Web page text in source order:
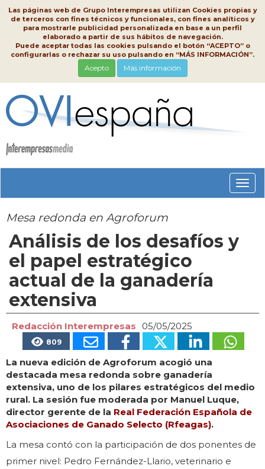
Las páginas web de Grupo Interempresas utilizan Cookies propias y
de terceros con fines técnicos y funcionales, con fines analíticos y
para mostrarle publicidad personalizada en base a un perfil
elaborado a partir de sus hábitos de navegación.
Puede aceptar todas las cookies pulsando el botón “ACEPTO” o
configurarlas o rechazar su uso pulsando en “MÁS INFORMACIÓN”.
Acepto Más información
Mesa redonda en Agroforum
Análisis de los desafíos y
el papel estratégico
actual de la ganadería
extensiva
Redacción Interempresas 05/05/2025
809
La nueva edición de Agroforum acogió una
destacada mesa redonda sobre ganadería
extensiva, uno de los pilares estratégicos del medio
rural. La sesión fue moderada por Manuel Luque,
director gerente de la Real Federación Española de
Asociaciones de Ganado Selecto (Rfeagas).
La mesa contó con la participación de dos ponentes de
primer nivel: Pedro Fernández-Llario, veterinario e